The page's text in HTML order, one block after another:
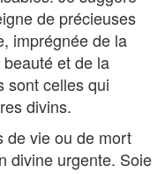
de précieuses
imprégnée de la
et de la
sont celles qui
divins.
de vie ou de mort
divine urgente. Soie